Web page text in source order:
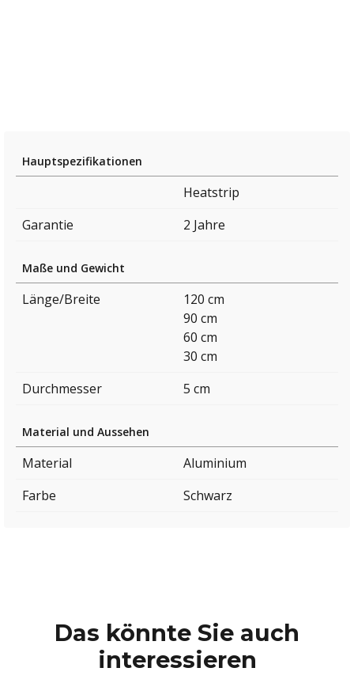
Hauptspezifikationen
Heatstrip
Garantie
2 Jahre
Maße und Gewicht
Länge/Breite
120 cm
90 cm
60 cm
30 cm
Durchmesser
5 cm
Material und Aussehen
Material
Aluminium
Farbe
Schwarz
Das könnte Sie auch
interessieren